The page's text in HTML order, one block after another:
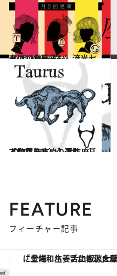
2026.7.29
《ほかの星座も》流光七奈の12星座占い
占い
2021.12.1
【12星座占い】牡牛座（おうし座）の運勢、基本性格まとめ
占い
FEATURE
フィーチャー記事